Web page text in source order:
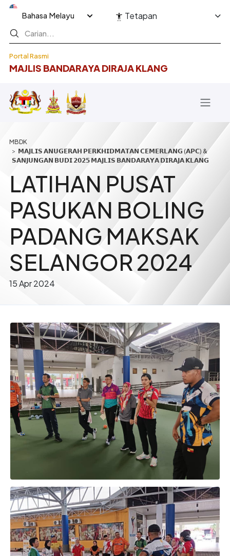
Langkau ke kandungan utama
Portal Rasmi
MAJLIS BANDARAYA DIRAJA KLANG
Select your language Tetapan
Breadcrumb
𝗠𝗔𝗝𝗟𝗜𝗦 𝗔𝗡𝗨𝗚𝗘𝗥𝗔𝗛 𝗣𝗘𝗥𝗞𝗛𝗜𝗗𝗠𝗔𝗧𝗔𝗡 𝗖𝗘𝗠𝗘𝗥𝗟𝗔𝗡𝗚 (𝗔𝗣𝗖) &
𝗦𝗔𝗡𝗝𝗨𝗡𝗚𝗔𝗡 𝗕𝗨𝗗𝗜 𝟮𝟬𝟮𝟱 𝗠𝗔𝗝𝗟𝗜𝗦 𝗕𝗔𝗡𝗗𝗔𝗥𝗔𝗬𝗔 𝗗𝗜𝗥𝗔𝗝𝗔 𝗞𝗟𝗔𝗡𝗚
LATIHAN PUSAT
PASUKAN BOLING
PADANG MAKSAK
SELANGOR 2024
15 Apr 2024